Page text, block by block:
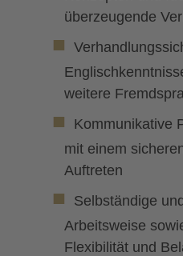
überzeugende
weitere
Kommunikative
mit einem
Auftreten
Selbständige
Arbeitsweise
Flexibilität und